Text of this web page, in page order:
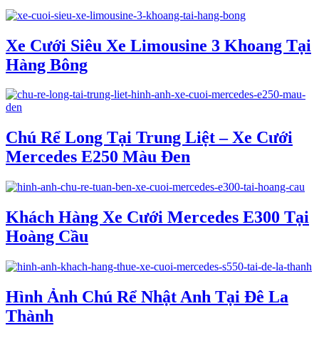
Xe Cưới Siêu Xe Limousine 3 Khoang Tại
Hàng Bông
Chú Rể Long Tại Trung Liệt – Xe Cưới
Mercedes E250 Màu Đen
Khách Hàng Xe Cưới Mercedes E300 Tại
Hoàng Cầu
Hình Ảnh Chú Rể Nhật Anh Tại Đê La
Thành